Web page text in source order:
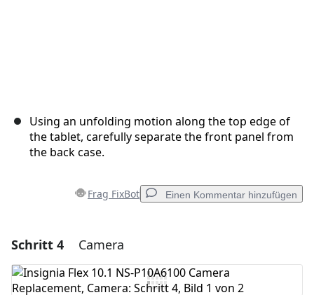
Using an unfolding motion along the top edge of
the tablet, carefully separate the front panel from
the back case.
Frag FixBot Einen Kommentar hinzufügen
Einen Kommentar hinzufügen
Kommentar hinzufügen
Schritt 4 Camera